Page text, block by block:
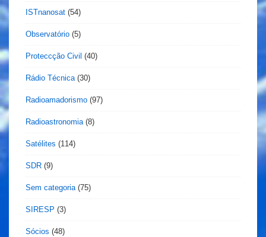
ISTnanosat (54)
Observatório (5)
Proteccção Civil (40)
Rádio Técnica(30)
Radioamadorismo (97)
Radioastronomia(8)
Satélites (114)
SDR (9)
Sem categoria(75)
SIRESP (3)
Sócios (48)